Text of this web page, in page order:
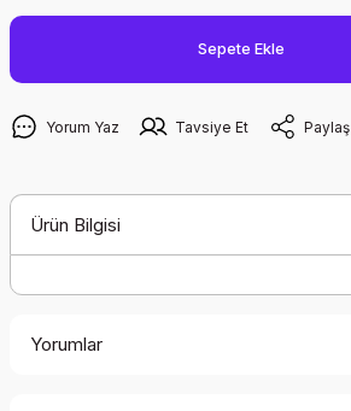
Sepete Ekle
Yorum Yaz Tavsiye Et Paylaş
Ürün Bilgisi
Yorumlar